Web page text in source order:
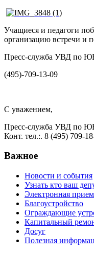
Учащиеся и педагоги
организацию встречи и
Пресс-служба УВД по
(495)-709-13-09
С уважением,
Пресс-служба УВД по
Конт. тел.:. 8 (495) 709-
Важное
Новости и события
Узнать кто ваш
Электронная
Благоустройство
Ограждающие
Капитальный
Досуг
Полезная